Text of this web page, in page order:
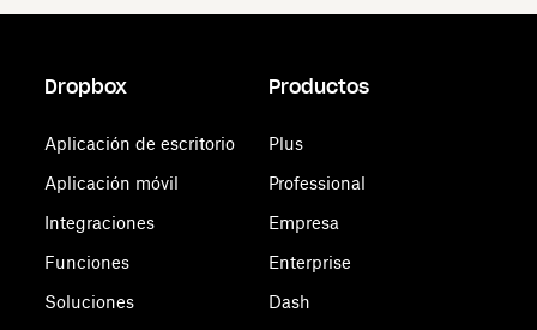
Dropbox
Aplicación de escritorio
Aplicación móvil
Integraciones
Funciones
Soluciones
Productos
Plus
Professional
Empresa
Enterprise
Dash